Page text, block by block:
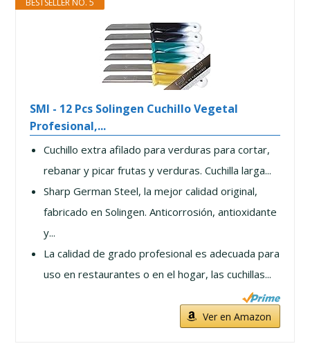
SMI - 12 Pcs Solingen Cuchillo Vegetal
Profesional,...
Cuchillo extra afilado para verduras para cortar,
rebanar y picar frutas y verduras. Cuchilla larga...
Sharp German Steel, la mejor calidad original,
fabricado en Solingen. Anticorrosión, antioxidante
y...
La calidad de grado profesional es adecuada para
uso en restaurantes o en el hogar, las cuchillas...
Ver en Amazon